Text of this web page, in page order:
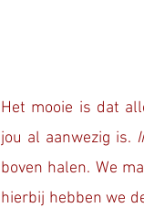
Het mooie is dat
jou al aanwezig is.
boven halen. We
hierbij hebben we